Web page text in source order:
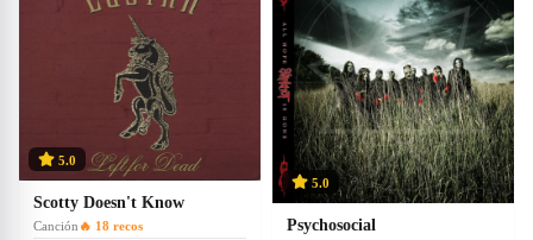
5.0
Scotty Doesn't Know
Canción 🔥 18 recos
5.0
Psychosocial